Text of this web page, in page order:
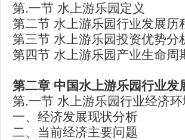
第.一节 水上游乐园定义
第二节 水上游乐园行业发展历
第三节 水上游乐园投资优势分
第四节 水上游乐园产业生命周
第二章 中国水上游乐园行业发
第.一节 水上游乐园行业经济
一、经济发展现状分析
二、当前经济主要问题